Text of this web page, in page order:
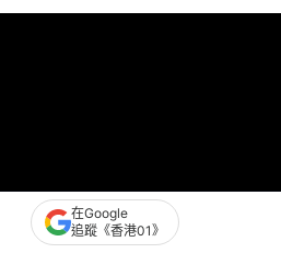
在Google
追蹤《香港01》